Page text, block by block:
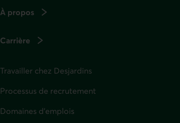
À propos
Carrière
Travailler chez Desjardins
Processus de recrutement
Domaines d’emplois